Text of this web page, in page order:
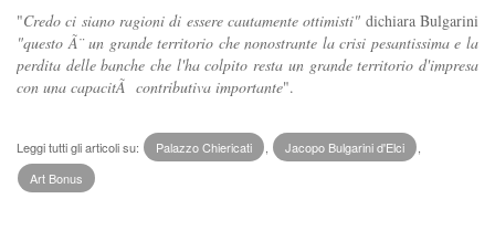
"Credo ci siano ragioni di essere cautamente ottimisti" dichiara Bulgarini
"questo Ã¨ un grande territorio che nonostrante la crisi pesantissima e la
perdita delle banche che l'ha colpito resta un grande territorio d'impresa
con una capacitÃ contributiva importante".
Leggi tutti gli articoli su: Palazzo Chiericati Jacopo Bulgarini d'Elci
Art Bonus